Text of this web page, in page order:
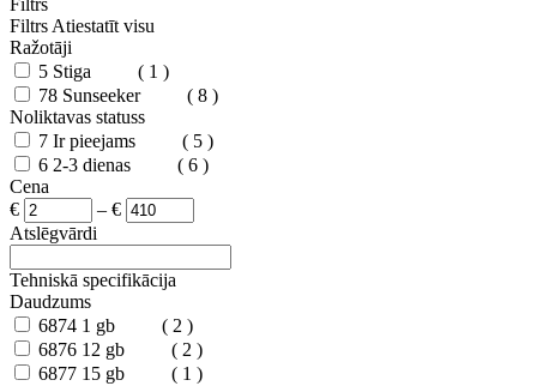
Filtrs
Filtrs Atiestatīt visu
Ražotāji
5 Stiga
( 1 )
78 Sunseeker
( 8 )
Noliktavas statuss
7 Ir pieejams
( 5 )
6 2-3 dienas
( 6 )
Cena
€
– €
Atslēgvārdi
Tehniskā specifikācija
Daudzums
6874 1 gb
( 2 )
6876 12 gb
( 2 )
6877 15 gb
( 1 )